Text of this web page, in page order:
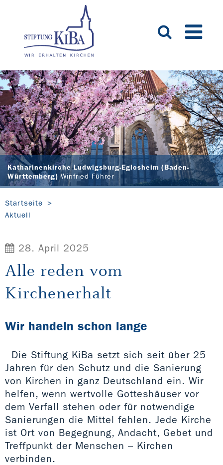
Katharinenkirche Ludwigsburg-Eglosheim (Baden-
Württemberg) Winfried Führer
Startseite
Aktuell
28. April 2025
Alle reden vom
Kirchenerhalt
Wir handeln schon lange
Die Stiftung KiBa setzt sich seit über 25
Jahren für den Schutz und die Sanierung
von Kirchen in ganz Deutschland ein. Wir
helfen, wenn wertvolle Gotteshäuser vor
dem Verfall stehen oder für notwendige
Sanierungen die Mittel fehlen. Jede Kirche
ist Ort von Begegnung, Andacht, Gebet und
Treffpunkt der Menschen – Kirchen
verbinden.